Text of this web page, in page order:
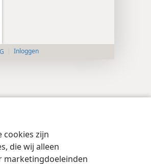
cookies zijn
die wij alleen
marketingdoeleinden
Inloggen